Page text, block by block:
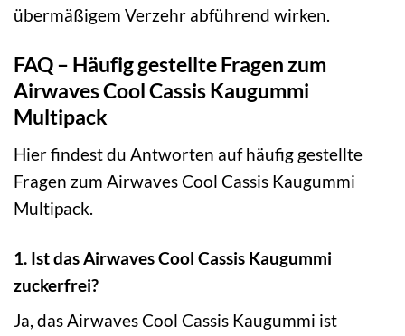
übermäßigem Verzehr abführend wirken.
FAQ – Häufig gestellte Fragen zum
Airwaves Cool Cassis Kaugummi
Multipack
Hier findest du Antworten auf häufig gestellte
Fragen zum Airwaves Cool Cassis Kaugummi
Multipack.
1. Ist das Airwaves Cool Cassis Kaugummi
zuckerfrei?
Ja, das Airwaves Cool Cassis Kaugummi ist